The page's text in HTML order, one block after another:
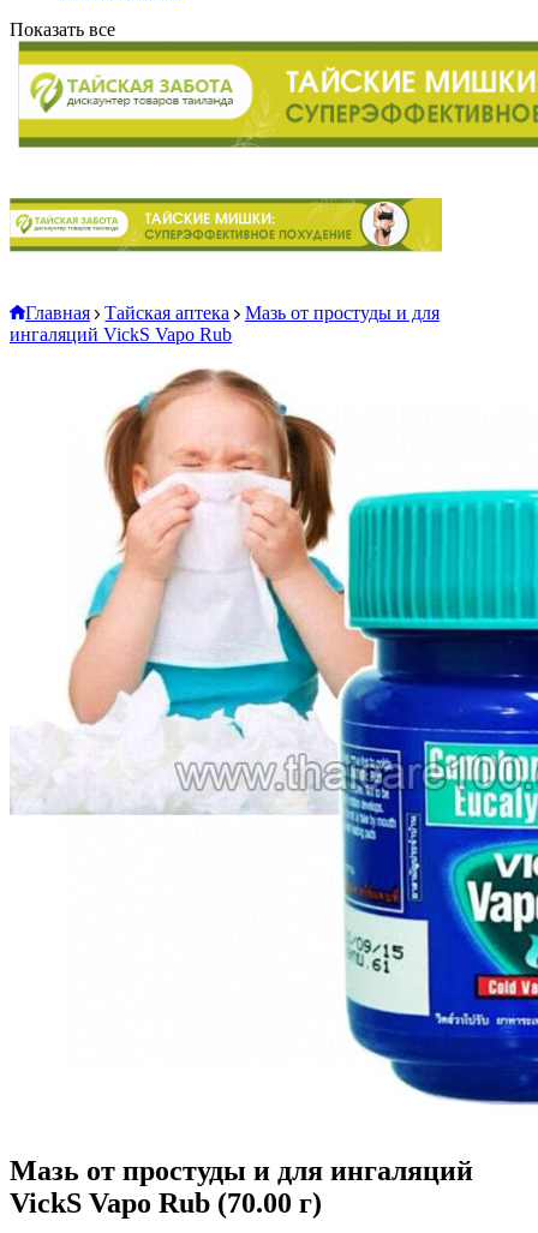
Показать все
Главная Тайская аптека
Мазь от простуды и для
ингаляций VickS Vapo Rub
Мазь от простуды и для ингаляций
VickS Vapo Rub (70.00 г)